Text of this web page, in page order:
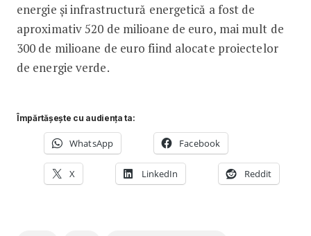
energie și infrastructură energetică a fost de
aproximativ 520 de milioane de euro, mai mult de
300 de milioane de euro fiind alocate proiectelor
de energie verde.
Împărtășește cu audiența ta:
WhatsApp Facebook
X LinkedIn Reddit